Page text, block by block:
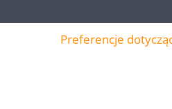
Preferencje